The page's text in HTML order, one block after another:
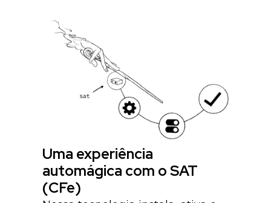
Uma experiência
automágica com o SAT
(CFe)